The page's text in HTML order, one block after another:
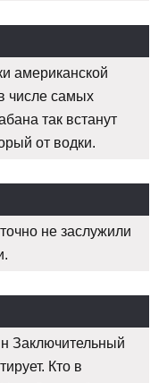
американской
числе самых
так встанут
от водки.
не заслужили
Заключительный
Кто в